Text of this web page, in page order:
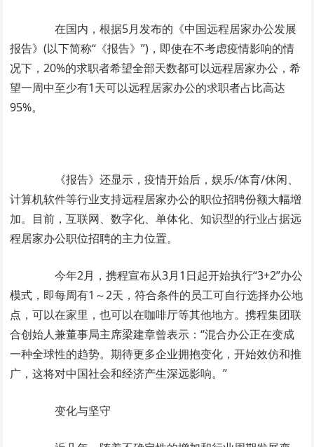
在国内，根据5月发布的《中国远程居家办公发展
报告》(以下简称“《报告》”)，即使在不考虑疫情影响的情
况下，20%的求职者希望全部天数都可以远程居家办公，希
望一周中至少有1天可以远程居家办公的求职者占比高达
95%。
《报告》还显示，疫情开始后，娱乐/体育/休闲、
计算机软件等行业支持远程居家办公的职位招聘份额大幅增
加。目前，互联网、数字化、单体化、知识型的行业占据远
程居家办公职位招聘的主力位置。
今年2月，携程宣布从3月1日起开始执行“3+2”办公
模式，即每周有1～2天，符合条件的员工可自行选择办公地
点，可以在家里，也可以在咖啡厅等其他地方。携程集团联
合创始人兼董事局主席梁建章曾表示：“混合办公正在变成
一种全球性的趋势。期待更多企业拥抱变化，开始效仿和推
广，这将对中国社会和经济产生深远影响。”
变化与坚守